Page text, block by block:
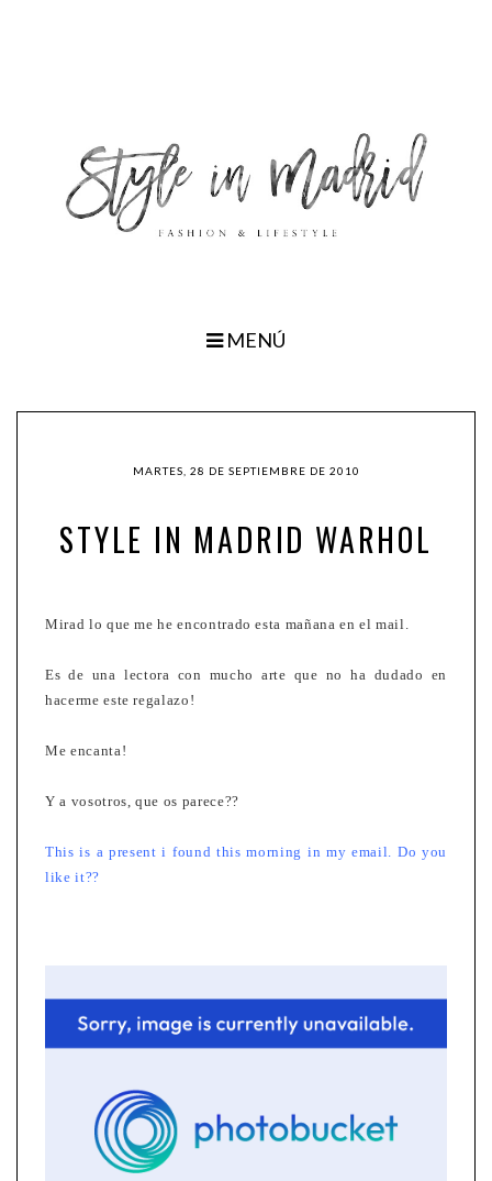
MENÚ
MARTES, 28 DE SEPTIEMBRE DE 2010
STYLE IN MADRID WARHOL
Mirad lo que me he encontrado esta mañana en el mail.
Es de una lectora con mucho arte que no ha dudado en
hacerme este regalazo!
Me encanta!
Y a vosotros, que os parece??
This is a present i found this morning in my email. Do you
like it??